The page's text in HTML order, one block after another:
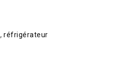
,réfrigérateur